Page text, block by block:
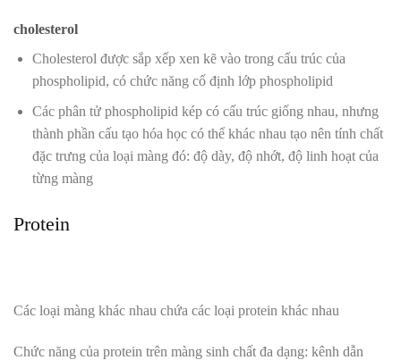
cholesterol
Cholesterol được sắp xếp xen kẽ vào trong cấu trúc của
phospholipid, có chức năng cố định lớp phospholipid
Các phân tử phospholipid kép có cấu trúc giống nhau, nhưng
thành phần cấu tạo hóa học có thể khác nhau tạo nên tính chất
đặc trưng của loại màng đó: độ dày, độ nhớt, độ linh hoạt của
từng màng
Protein
Các loại màng khác nhau chứa các loại protein khác nhau
Chức năng của protein trên màng sinh chất đa dạng: kênh dẫn